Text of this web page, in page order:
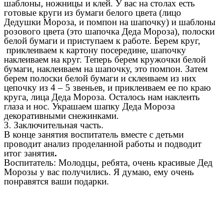
шаблоны, ножницы и клей. У вас на столах есть
готовые круги из бумаги белого цвета (лицо
Дедушки Мороза, и помпон на шапочку) и шаблоны
розового цвета (это шапочка Деда Мороза), полоски
белой бумаги и приступаем к работе. Берем круг,
приклеиваем к картону посередине, шапочку
наклеиваем на круг. Теперь берем кружочки белой
бумаги, наклеиваем на шапочку, это помпон. Затем
берем полоски белой бумаги и склеиваем из них
цепочку из 4 – 5 звеньев, и приклеиваем ее по краю
круга, лица Деда Мороза. Осталось нам наклеить
глаза и нос. Украшаем шапку Деда Мороза
декоративными снежинками.
3. Заключительная часть.
В конце занятия воспитатель вместе с детьми
проводит анализ проделанной работы и подводит
итог занятия.
Воспитатель: Молодцы, ребята, очень красивые Дед
Морозы у вас получились. Я думаю, ему очень
понравятся ваши подарки.